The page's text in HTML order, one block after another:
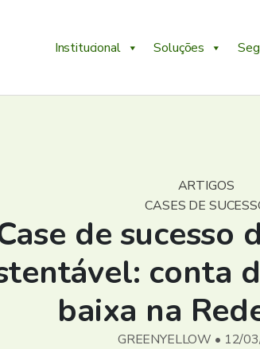
Institucional Soluções
ARTIGOS
CASES DE
de sucesso
conta
baixa na
GREENYELLOW • 12/